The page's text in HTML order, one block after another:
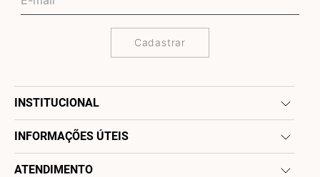
Cadastrar
INSTITUCIONAL
INFORMAÇÕES ÚTEIS
ATENDIMENTO